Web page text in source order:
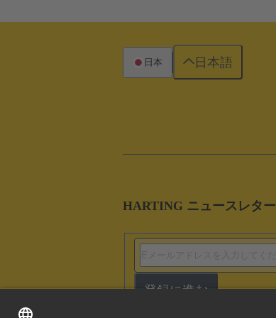
HARTING ニュースレター
登録に進む
日本 日本語